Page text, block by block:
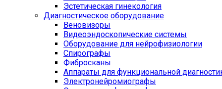
Эстетическая гинекология
Диагностическое оборудование
Веновизоры
Видеоэндоскопические системы
Оборудование для нейрофизиологии
Спирографы
Фибросканы
Аппараты для функциональной
Электронейромиографы